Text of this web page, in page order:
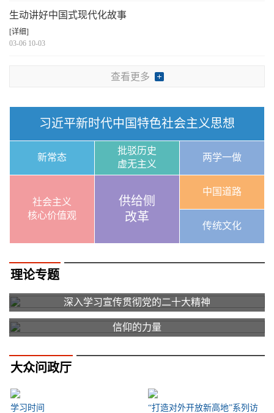
生动讲好中国式现代化故事
[详细]
03-06 10-03
查看更多
习近平新时代中国特色社会主义思想
新常态
批驳历史
虚无主义
两学一做
社会主义
核心价值观
供给侧
改革
中国道路
传统文化
理论专题
深入学习宣传贯彻党的二十大精神
信仰的力量
大众问政厅
学习时间
“打造对外开放新高地”系列访